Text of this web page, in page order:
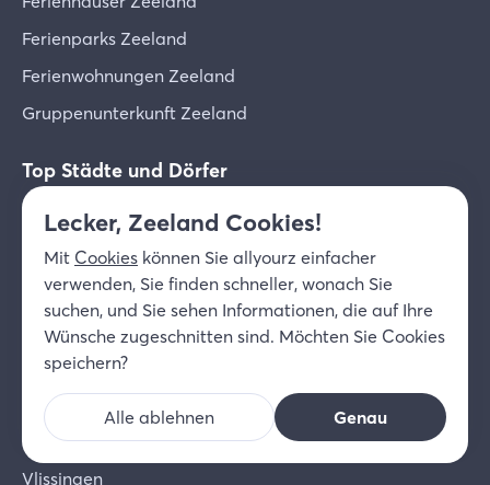
Ferienparks Zeeland
Ferienwohnungen Zeeland
Gruppenunterkunft Zeeland
Top Städte und Dörfer
Zierikzee
Middelburg
Sluis
Domburg
Zoutelande
Veere
Renesse
Vlissingen
Lecker, Zeeland Cookies!
Mit Cookies können Sie allyourz einfacher
verwenden, Sie finden schneller, wonach Sie
suchen, und Sie sehen Informationen, die auf Ihre
Wünsche zugeschnitten sind. Möchten Sie Cookies
speichern?
Alle ablehnen Genau